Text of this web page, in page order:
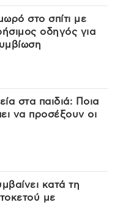
στο σπίτι με
οδηγός για
στα παιδιά: Ποια
να προσέξουν οι
κατά τη
με